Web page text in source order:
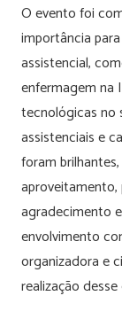
O evento foi
importância
assistencial,
enfermagem na
tecnológicas no
assistenciais e
foram
agradecimento
envolvimento
organizadora e
realização